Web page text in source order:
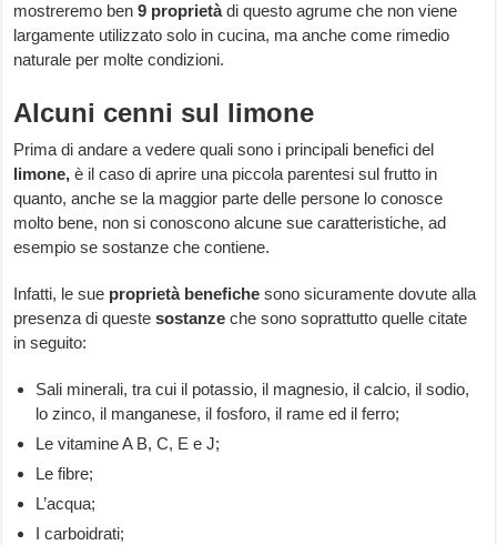
mostreremo ben 9 proprietàdi questo agrume che non viene
largamente utilizzato solo in cucina, ma anche come rimedio
naturale per molte condizioni.
Alcuni cenni sul limone
Prima di andare a vedere quali sono i principali benefici del
limone, è il caso di aprire una piccola parentesi sul frutto in
quanto, anche se la maggior parte delle persone lo conosce
molto bene, non si conoscono alcune sue caratteristiche, ad
esempio se sostanze che contiene.
Infatti, le sue proprietà benefiche sono sicuramente dovute alla
presenza di questesostanze che sono soprattutto quelle citate
in seguito:
Sali minerali, tra cui il potassio, il magnesio, il calcio, il sodio,
lo zinco, il manganese, il fosforo, il rame ed il ferro;
Le vitamine A B, C, E e J;
Le fibre;
L’acqua;
I carboidrati;